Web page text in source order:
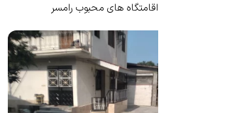
اقامتگاه های محبوب رامسر